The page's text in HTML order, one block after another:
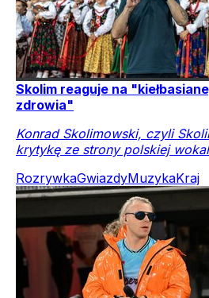
Skolim reaguje na
zdrowia"
Konrad Skolimowski, czyli
krytykę ze strony polskiej
RozrywkaGwiazdyMuzykaKraj